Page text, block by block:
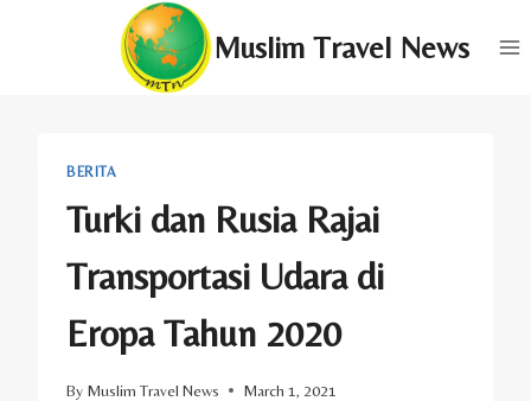
Muslim Travel News
BERITA
Turki dan Rusia Rajai
Transportasi Udara di
Eropa Tahun 2020
By Muslim Travel News March 1, 2021